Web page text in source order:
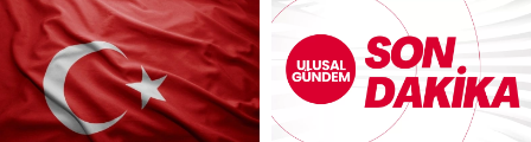
Dorgeles Nene ilk maçında golle
tanışırken, Youssef En-Nesyri attığı
iki golle galibiyetin mimarı oldu.
Fenerbahçe bu sonuçla milli araya
7 puanla girdi. Haber Merkezi –
Eryaman Stadyumu’nda oynanan
gök gürültülü sağanak yağışların
etkili olması bekleniyor. Haber
Merkezi – Uyarıda, şiddetli yağışlar
nedeniyle bölgede ani sel,...